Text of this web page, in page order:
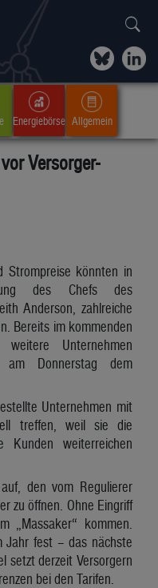
Energiebörse Allgemein
Versorger-
Strompreise könnten in
des Chefs des
Anderson, zahlreiche
Bereits im kommenden
Unternehmen
am Donnerstag dem
Unternehmen mit
treffen, weil sie die
weiterreichen
den vom Regulierer
zu öffnen. Ohne Eingriff
„Massaker“ kommen.
Jahr fest – das nächste
setzt derzeit Versorgern
bei den Tarifen.